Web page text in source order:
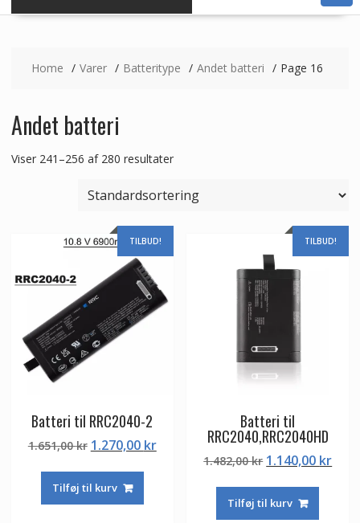
Home Varer Batteritype Andet batteri Page 16
Andet batteri
Viser 241–256 af 280 resultater
TILBUD!
Batteri til RRC2040-2
1.651,00kr Den
pris
var:
1.270,00 krDen
aktuelle
Tilføj til kurv
TILBUD!
Batteri til
RRC2040,RRC2040HD
1.482,00kr Den
pris
var:
1.140,00 krDen
Tilføj til kurv